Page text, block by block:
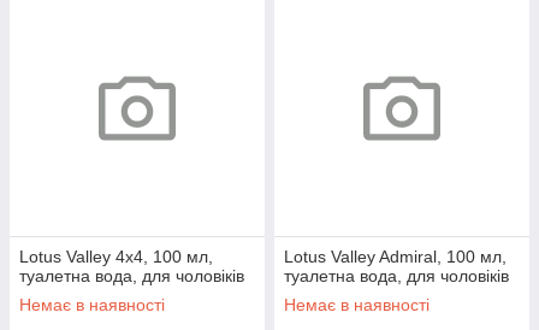
Lotus Valley 4x4, 100 мл,
туалетна вода, для чоловіків
Немає в наявності
Lotus Valley Admiral, 100 мл,
туалетна вода, для чоловіків
Немає в наявності